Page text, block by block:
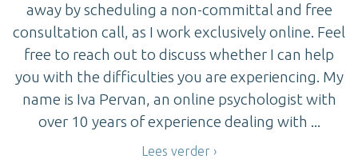
away by scheduling a non-committal and free
consultation call, as I work exclusively online. Feel
free to reach out to discuss whether I can help
you with the difficulties you are experiencing. My
name is Iva Pervan, an online psychologist with
over 10 years of experience dealing with ...
Lees verder